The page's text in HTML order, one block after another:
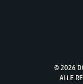
© 2026
ALLE